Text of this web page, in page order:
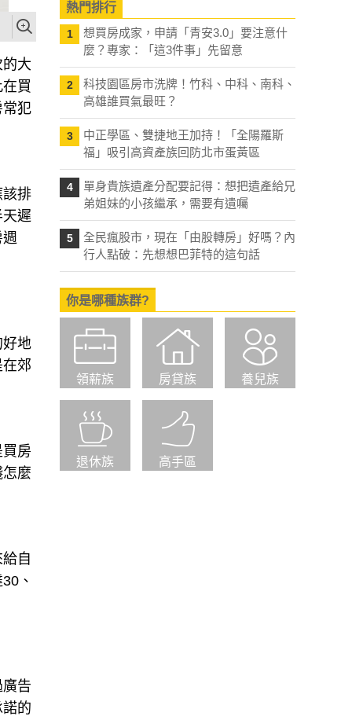
大
買
常犯
該排
天遲
週
好地
郊
房
麼
自
、
告
的
熱門排行
1
想買房成家，申請「青安3.0」要注意什
麼？專家：「這3件事」先留意
2
科技園區房市洗牌！竹科、中科、南科、
高雄誰買氣最旺？
3
中正學區、雙捷地王加持！「全陽羅斯
福」吸引高資產族回防北市蛋黃區
4
單身貴族遺產分配要記得：想把遺產給兄
弟姐妹的小孩繼承，需要有遺囑
5
全民瘋股市，現在「由股轉房」好嗎？內
行人點破：先想想巴菲特的這句話
你是哪種族群?
領薪族 房貸族 養兒族
退休族 高手區